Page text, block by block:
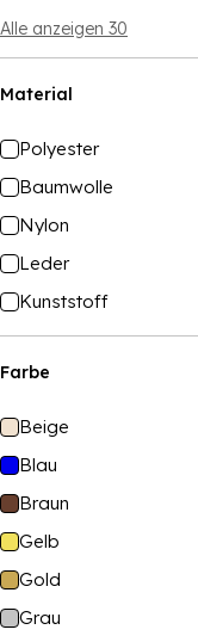
Alle anzeigen 30
Material
Polyester
Baumwolle
Nylon
Leder
Kunststoff
Farbe
Beige
Blau
Braun
Gelb
Gold
Grau